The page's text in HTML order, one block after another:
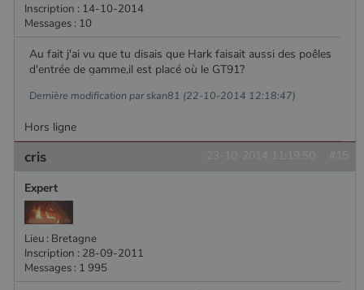
Inscription : 14-10-2014
Messages : 10
Au fait j'ai vu que tu disais que Hark faisait aussi des poêles
d'entrée de gamme,il est placé où le GT91?
Dernière modification par skan81 (22-10-2014 12:18:47)
Hors ligne
cris
Expert
Lieu : Bretagne
Inscription : 28-09-2011
Messages : 1 995